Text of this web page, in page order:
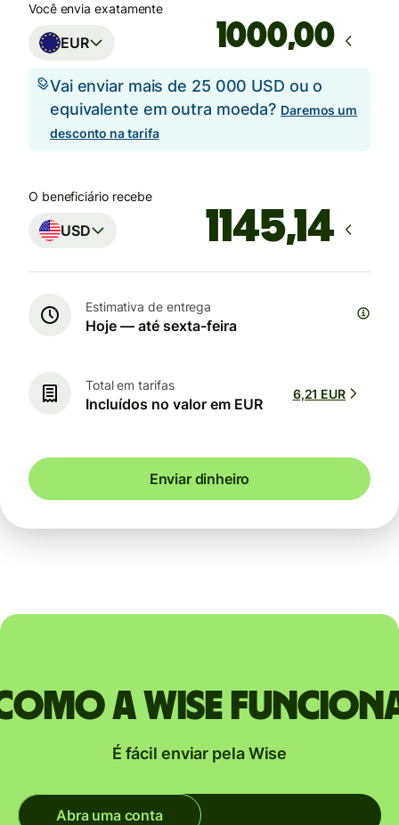
Você envia exatamente
EUR ,00
Vai enviar mais de 25 000 USD ou o
equivalente em outra moeda? Daremos um
desconto na tarifa
O beneficiário recebe
USD
Estimativa de entrega
Hoje — até sexta-feira
Total em tarifas
Incluídos no valor em EUR
6,21 EUR
Enviar dinheiro
a Wise
É fácil enviar pela Wise
Abra uma conta